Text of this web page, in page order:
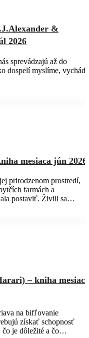
&
2026
sprevádzajú až do
dospelí myslíme,
mesiaca jún 2026
prirodzenom prostredí,
farmách a
postaviť. Živili sa…
– kniha mesiaca
na bifľovanie
získať schopnosť
je dôležité a čo…